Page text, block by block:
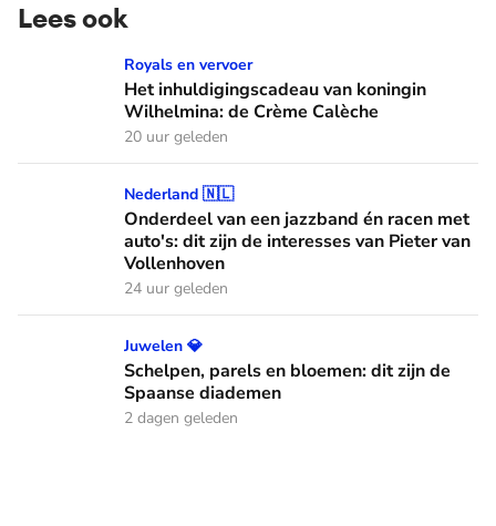
Lees ook
Het inhuldigingscadeau van koningin Wilhelmina: de
Royals en vervoer
Het inhuldigingscadeau van koningin
Wilhelmina: de Crème Calèche
20 uur geleden
Onderdeel van een jazzband én racen met auto's: dit zijn
Nederland 🇳🇱
Onderdeel van een jazzband én racen met
auto's: dit zijn de interesses van Pieter van
Vollenhoven
24 uur geleden
Schelpen, parels en bloemen: dit zijn de Spaanse diademen
Juwelen 💎
Schelpen, parels en bloemen: dit zijn de
Spaanse diademen
2 dagen geleden